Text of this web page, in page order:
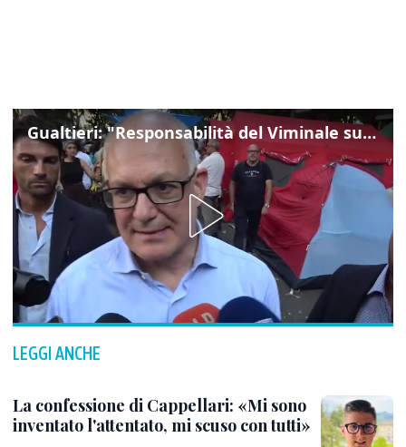
Gualtieri: "Responsabilità del Viminale su Spin Time? La posizione dei partiti è nota"
LEGGI ANCHE
La confessione di Cappellari: «Mi sono
inventato l'attentato, mi scuso con tutti»